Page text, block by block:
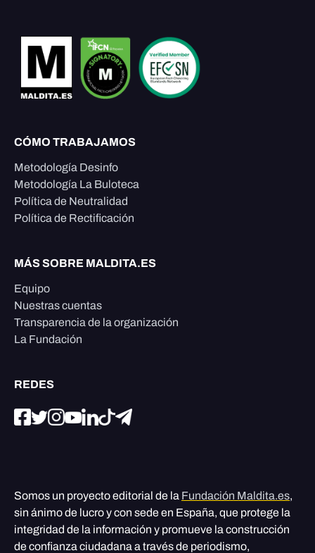
CÓMO TRABAJAMOS
Metodología Desinfo
Metodología La Buloteca
Política de Neutralidad
Política de Rectificación
MÁS SOBRE MALDITA.ES
Equipo
Nuestras cuentas
Transparencia de la organización
La Fundación
REDES
Somos un proyecto editorial de la Fundación Maldita.es,
sin ánimo de lucro y con sede en España, que protege la
integridad de la información y promueve la construcción
de confianza ciudadana a través de periodismo,